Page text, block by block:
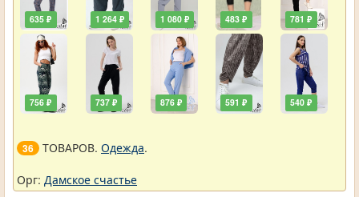
635 ₽
756 ₽
1 264 ₽
737 ₽
1 080 ₽
876 ₽
483 ₽
591 ₽
781 ₽
540 ₽
36 ТОВАРОВ. Одежда.
Орг: Дамское счастье